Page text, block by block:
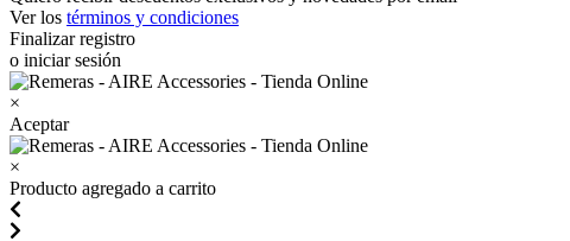
Ver los términos y condiciones
Finalizar registro
o iniciar sesión
×
Aceptar
×
Producto agregado a carrito